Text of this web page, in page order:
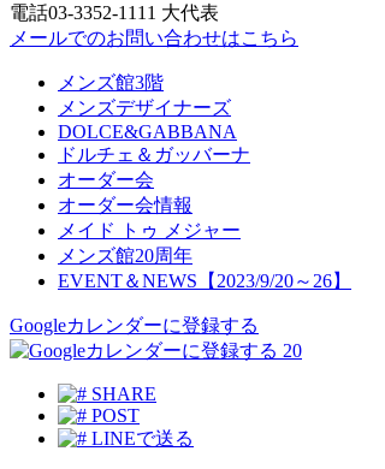
電話03-3352-1111 大代表
メールでのお問い合わせはこちら
メンズ館3階
メンズデザイナーズ
DOLCE&GABBANA
ドルチェ＆ガッバーナ
オーダー会
オーダー会情報
メイド トゥ メジャー
メンズ館20周年
EVENT＆NEWS【2023/9/20～26】
Googleカレンダーに登録する
20
SHARE
POST
LINEで送る